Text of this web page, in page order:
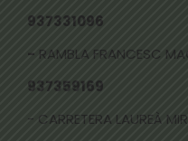
937331096
- RAMBLA FRANCESC
937359169
- CARRETERA LAUREÀ